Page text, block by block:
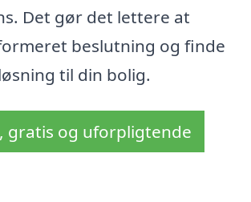
Det gør det lettere at
beslutning og finde
til din bolig.
gratis og uforpligtende